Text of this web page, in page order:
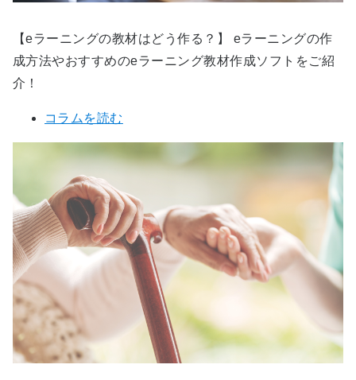
【eラーニングの教材はどう作る？】 eラーニングの作
成方法やおすすめのeラーニング教材作成ソフトをご紹
介！
コラムを読む